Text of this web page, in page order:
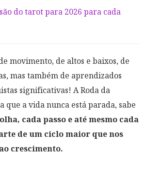
do tarot para 2026 para cada
movimento, de altos e baixos, de
mas também de aprendizados
significativas! A Roda da
que a vida nunca está parada, sabe
cada passo e até mesmo cada
de um ciclo maior que nos
crescimento.